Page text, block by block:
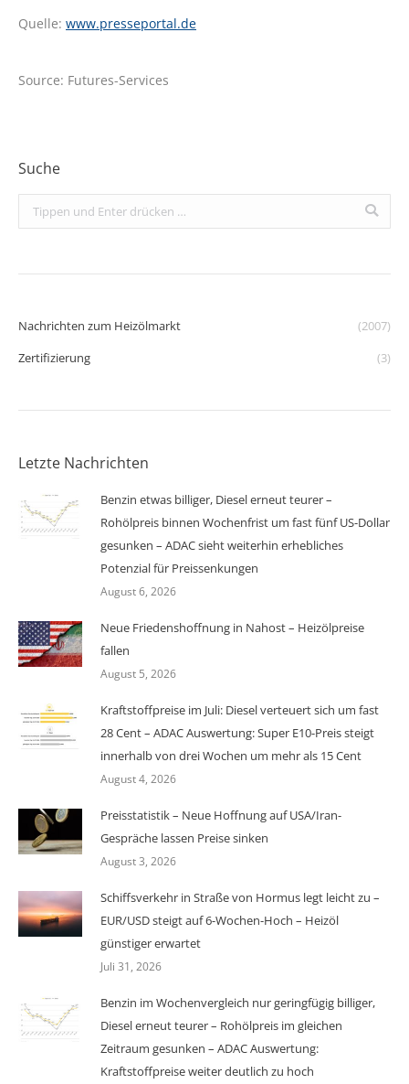
Quelle: www.presseportal.de
Source: Futures-Services
Suche
Search:
Nachrichten zum Heizölmarkt
(2007)
Zertifizierung
(3)
Letzte Nachrichten
Benzin etwas billiger, Diesel erneut teurer –
Rohölpreis binnen Wochenfrist um fast fünf US-Dollar
gesunken – ADAC sieht weiterhin erhebliches
Potenzial für Preissenkungen
August 6, 2026
Neue Friedenshoffnung in Nahost – Heizölpreise
fallen
August 5, 2026
Kraftstoffpreise im Juli: Diesel verteuert sich um fast
28 Cent – ADAC Auswertung: Super E10-Preis steigt
innerhalb von drei Wochen um mehr als 15 Cent
August 4, 2026
Preisstatistik – Neue Hoffnung auf USA/Iran-
Gespräche lassen Preise sinken
August 3, 2026
Schiffsverkehr in Straße von Hormus legt leicht zu –
EUR/USD steigt auf 6-Wochen-Hoch – Heizöl
günstiger erwartet
Juli 31, 2026
Benzin im Wochenvergleich nur geringfügig billiger,
Diesel erneut teurer – Rohölpreis im gleichen
Zeitraum gesunken – ADAC Auswertung:
Kraftstoffpreise weiter deutlich zu hoch